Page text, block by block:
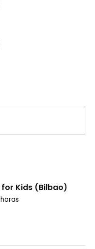
for Kids (Bilbao)